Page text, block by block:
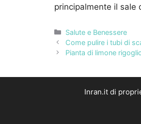
principalmente il sale
Categorie
Salute e Benessere
Come pulire i tubi di
Pianta di limone
Inran.it di